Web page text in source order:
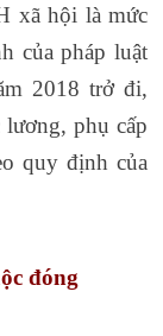
xã hội là mức
của pháp luật
2018 trở đi,
phụ cấp
quy định của
đóng